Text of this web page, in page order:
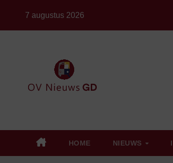
7 augustus 2026
HOME NIEUWS